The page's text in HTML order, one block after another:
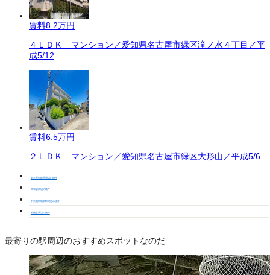
賃料8.2万円
４ＬＤＫ マンション／愛知県名古屋市緑区滝ノ水４丁目／平
成5/12
賃料6.5万円
２ＬＤＫ マンション／愛知県名古屋市緑区大形山／平成5/6
名古屋市緑区周辺の物件
共和駅周辺の物件
中京競馬場前駅周辺の物件
前後駅周辺の物件
最寄りの駅周辺のおすすめスポットなのだ